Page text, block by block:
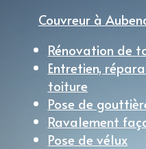
Couvreur à
Rénovation de
Entretien,
toiture
Pose de
Ravalement
Pose de vélux